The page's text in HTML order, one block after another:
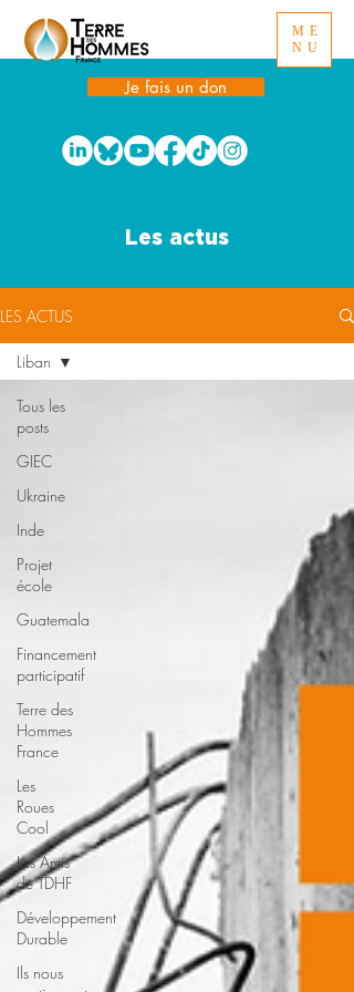
ME
NU
Je fais un don
Les actus
LES ACTUS
Tous les
posts
GIEC
Ukraine
Inde
Projet
école
Guatemala
Financement
participatif
Terre des
Hommes
France
Les
Roues
Cool
Les Amis
de TDHF
Développement
Durable
Ils nous
Liban